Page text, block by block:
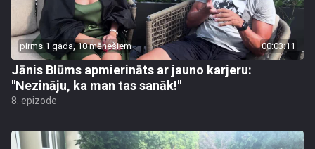
pirms 1 gada, 10 mēnešiem 00:03:11
Jānis Blūms apmierināts ar jauno karjeru:
"Nezināju, ka man tas sanāk!"
8. epizode